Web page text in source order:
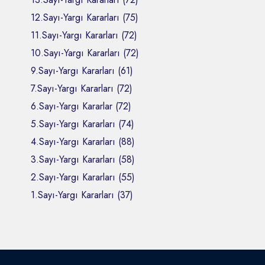
12.Sayı-Yargı Kararları (75)
11.Sayı-Yargı Kararları (72)
10.Sayı-Yargı Kararları (72)
9.Sayı-Yargı Kararları (61)
7.Sayı-Yargı Kararları (72)
6.Sayı-Yargı Kararlar (72)
5.Sayı-Yargı Kararları (74)
4.Sayı-Yargı Kararları (88)
3.Sayı-Yargı Kararları (58)
2.Sayı-Yargı Kararları (55)
1.Sayı-Yargı Kararları (37)